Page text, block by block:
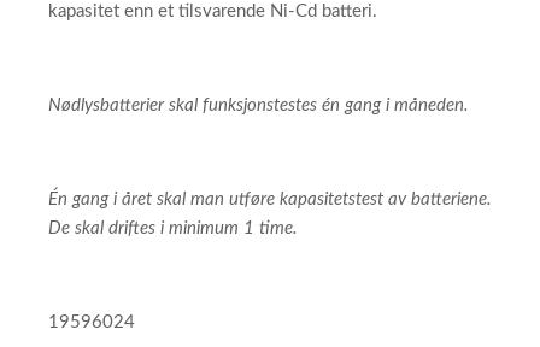
kapasitet enn et tilsvarende Ni-Cd batteri.
Nødlysbatterier skal funksjonstestes én gang i måneden.
Én gang i året skal man utføre kapasitetstest av batteriene.
De skal driftes i minimum 1 time.
19596024